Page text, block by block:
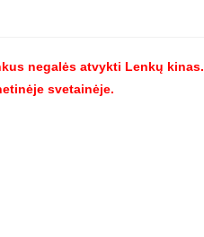
negalės atvykti Lenkų kinas.
svetainėje.